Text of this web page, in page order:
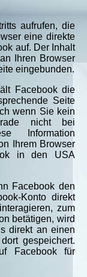
aufrufen, die
eine direkte
auf. Der Inhalt
Ihren Browser
eingebunden.
Facebook die
Seite
wenn Sie kein
nicht bei
Information
Ihrem Browser
in den USA
Facebook den
Konto direkt
zum
betätigen, wird
direkt an einen
gespeichert.
Facebook für